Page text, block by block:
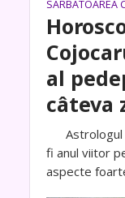
SARBATOAREA
al
câteva
Astrologul
fi anul viitor
aspecte